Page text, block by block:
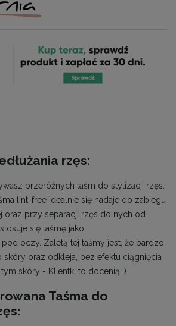
rzęs:
przeróżnych taśm do stylizacji rzęs.
lint-free idealnie się nadaje do zabiegu
oraz przy separacji rzęs dolnych od
się taśmę jako
pod oczy . Zaletą tej taśmy jest, że bardzo
skóry oraz odkleja, bez efektu ciągnięcia
skóry - Klientki to docenią :)
Taśma do